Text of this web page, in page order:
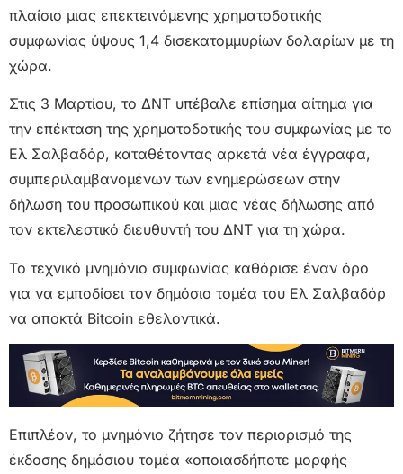
πλαίσιο μιας επεκτεινόμενης χρηματοδοτικής
συμφωνίας ύψους 1,4 δισεκατομμυρίων δολαρίων με τη
χώρα.
Στις 3 Μαρτίου, το ΔΝΤ υπέβαλε επίσημα αίτημα για
την επέκταση της χρηματοδοτικής του συμφωνίας με το
Ελ Σαλβαδόρ, καταθέτοντας αρκετά νέα έγγραφα,
συμπεριλαμβανομένων των ενημερώσεων στην
δήλωση του προσωπικού και μιας νέας δήλωσης από
τον εκτελεστικό διευθυντή του ΔΝΤ για τη χώρα.
Το τεχνικό μνημόνιο συμφωνίας καθόρισε έναν όρο
για να εμποδίσει τον δημόσιο τομέα του Ελ Σαλβαδόρ
να αποκτά Bitcoin εθελοντικά.
Επιπλέον, το μνημόνιο ζήτησε τον περιορισμό της
έκδοσης δημόσιου τομέα «οποιασδήποτε μορφής